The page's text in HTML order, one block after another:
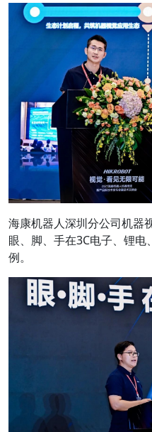
海康机器人深圳分公司机器
眼、脚、手在3C电子、锂电
例。